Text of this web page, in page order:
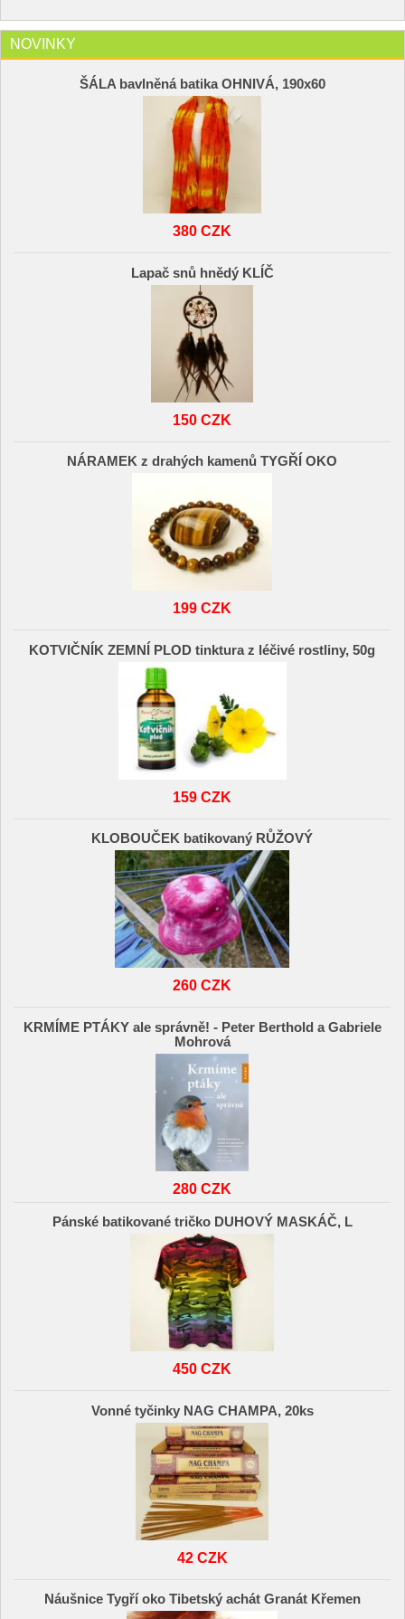
NOVINKY
ŠÁLA bavlněná batika OHNIVÁ, 190x60
380 CZK
Lapač snů hnědý KLÍČ
150 CZK
NÁRAMEK z drahých kamenů TYGŘÍ OKO
199 CZK
KOTVIČNÍK ZEMNÍ PLOD tinktura z léčivé rostliny, 50g
159 CZK
KLOBOUČEK batikovaný RŮŽOVÝ
260 CZK
KRMÍME PTÁKY ale správně! - Peter Berthold a Gabriele
Mohrová
280 CZK
Pánské batikované tričko DUHOVÝ MASKÁČ, L
450 CZK
Vonné tyčinky NAG CHAMPA, 20ks
42 CZK
Náušnice Tygří oko Tibetský achát Granát Křemen